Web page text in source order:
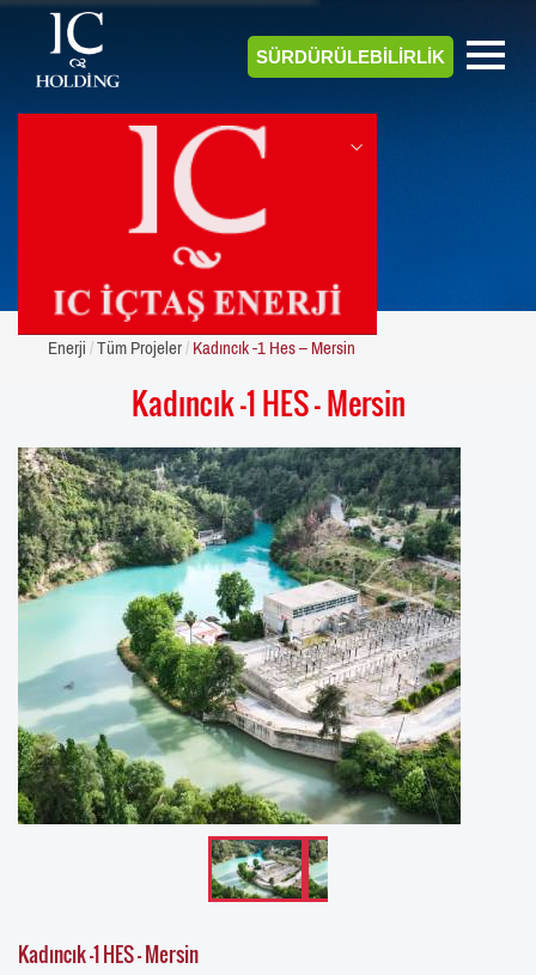
SÜRDÜRÜLEBİLİRLİK
ENERJİ
Enerji Tüm Projeler Kadıncık -1 Hes – Mersin
Kadıncık -1 HES – Mersin
Kadıncık -1 HES – Mersin